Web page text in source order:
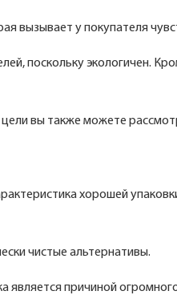
вызывает у покупателя
поскольку экологичен.
вы также можете
хорошей
чистые альтернативы.
является причиной